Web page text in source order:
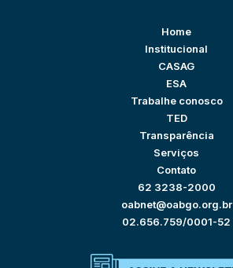
Home
Institucional
CASAG
ESA
Trabalhe conosco
TED
Transparência
Serviços
Contato
62 3238-2000
oabnet@oabgo.org.br
02.656.759/0001-52